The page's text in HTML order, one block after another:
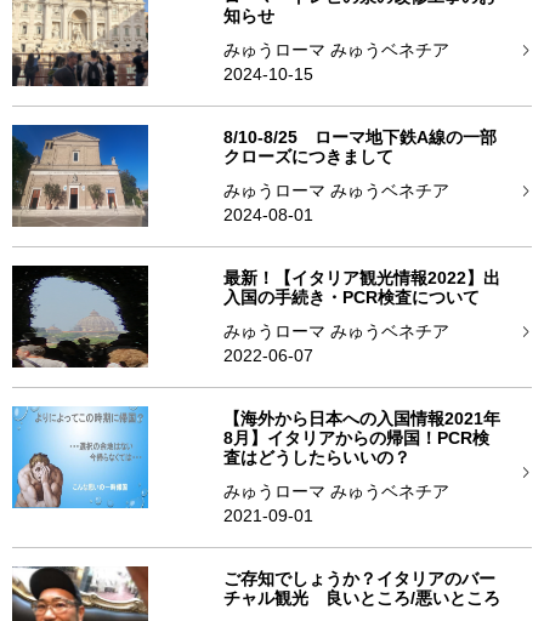
知らせ
みゅうローマ みゅうベネチア
2024-10-15
8/10-8/25 ローマ地下鉄A線の一部
クローズにつきまして
みゅうローマ みゅうベネチア
2024-08-01
最新！【イタリア観光情報2022】出
入国の手続き・PCR検査について
みゅうローマ みゅうベネチア
2022-06-07
【海外から日本への入国情報2021年
8月】イタリアからの帰国！PCR検
査はどうしたらいいの？
みゅうローマ みゅうベネチア
2021-09-01
ご存知でしょうか？イタリアのバー
チャル観光 良いところ/悪いところ